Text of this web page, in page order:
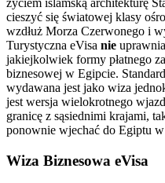
życiem islamską architekturę
cieszyć się światowej klasy
wzdłuż Morza Czerwonego i
Turystyczna eVisa nie
jakiejkolwiek formy płatnego
biznesowej w Egipcie.
wydawana jest jako wiza
jest wersja wielokrotnego
granicę z sąsiednimi krajami,
ponownie wjechać do Egiptu
Wiza Biznesowa eVisa